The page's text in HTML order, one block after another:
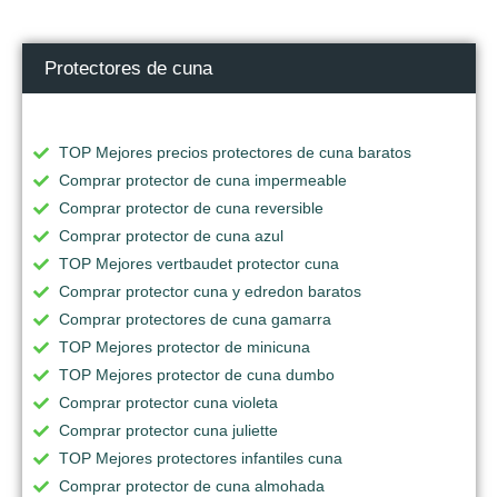
Protectores de cuna
TOP Mejores precios protectores de cuna baratos
Comprar protector de cuna impermeable
Comprar protector de cuna reversible
Comprar protector de cuna azul
TOP Mejores vertbaudet protector cuna
Comprar protector cuna y edredon baratos
Comprar protectores de cuna gamarra
TOP Mejores protector de minicuna
TOP Mejores protector de cuna dumbo
Comprar protector cuna violeta
Comprar protector cuna juliette
TOP Mejores protectores infantiles cuna
Comprar protector de cuna almohada